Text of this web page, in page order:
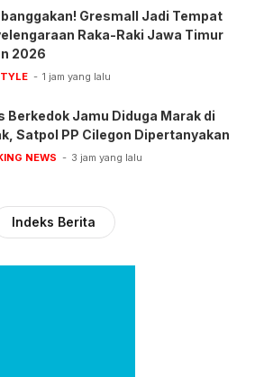
Gresmall Jadi Tempat
Raka-Raki Jawa Timur
2026
1 jam yang lalu
Berkedok Jamu Diduga Marak di
Satpol PP Cilegon Dipertanyakan
NEWS 3 jam yang lalu
Indeks Berita